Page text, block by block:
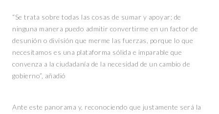
“Se trata sobre todas las cosas de sumar y apoyar; de
ninguna manera puedo admitir convertirme en un factor de
desunión o división que merme las fuerzas, porque lo que
necesitamos es una plataforma sólida e imparable que
convenza a la ciudadanía de la necesidad de un cambio de
gobierno”, añadió
Ante este panorama y, reconociendo que justamente será la